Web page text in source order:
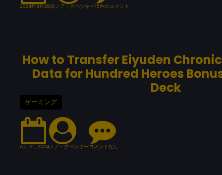
2024年4月29日 ノア・クペツキー15件のコメント
How to Transfer Eiyuden
Data for Hundred Heroes
Deck
ゲーミング
Apr 21, 2024 ノア・クペツキーコメントなし